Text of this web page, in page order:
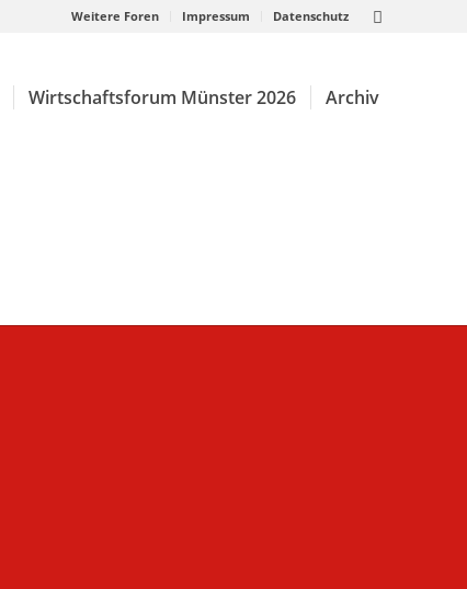
Weitere Foren Impressum Datenschutz
Wirtschaftsforum Münster 2026 Archiv